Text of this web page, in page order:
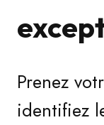
Prenez
identifiez